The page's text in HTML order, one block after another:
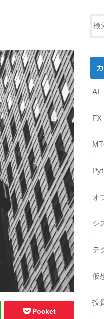
Pocket
AI
FX
オ
シ
テ
仮
投